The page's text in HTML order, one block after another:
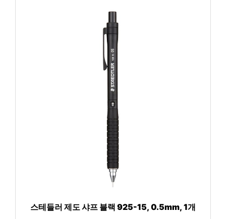
스테들러 제도 샤프 블랙 925-15, 0.5mm, 1개